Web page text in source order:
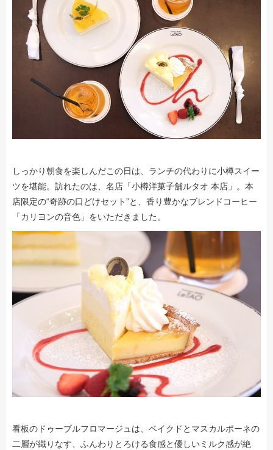
しっかり朝食を楽しんだこの日は、ランチの代わりに小樽スイー
ツを堪能。訪れたのは、名店「小樽洋菓子舗ルタオ 本店」。本
店限定の“奇跡の口どけセット”と、香り豊かなブレンドコーヒー
「カリヨンの音色」をいただきました。
看板のドゥーブルフロマージュは、ベイクドとマスカルポーネの
二層が織りなす、ふんわりとろける食感と優しいミルク感が絶